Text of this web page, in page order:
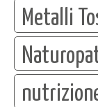
Metalli